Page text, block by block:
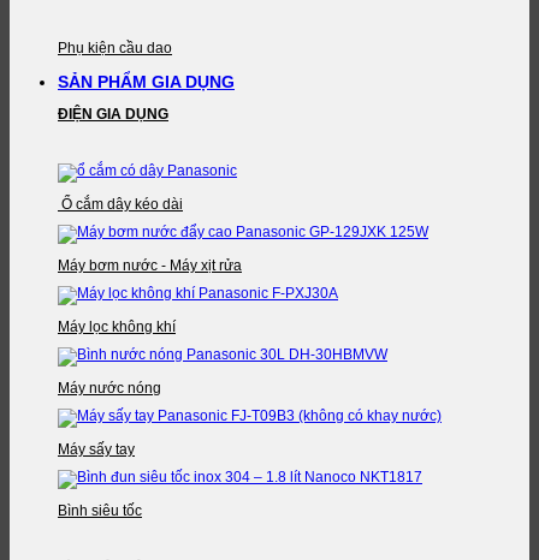
Phụ kiện cầu dao
SẢN PHẨM GIA DỤNG
ĐIỆN GIA DỤNG
Ổ cắm dây kéo dài
Máy bơm nước - Máy xịt rửa
Máy lọc không khí
Máy nước nóng
Máy sấy tay
Bình siêu tốc